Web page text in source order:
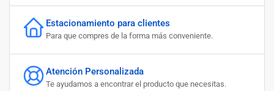
Estacionamiento para clientes
Para que compres de la forma más conveniente.
Atención Personalizada
Te ayudamos a encontrar el producto que necesitas.